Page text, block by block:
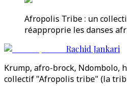
Afropolis Tribe : un
réapproprie les danses
Rachid Jankari
Krump, afro-brock, Ndombolo,
collectif "Afropolis tribe" (la